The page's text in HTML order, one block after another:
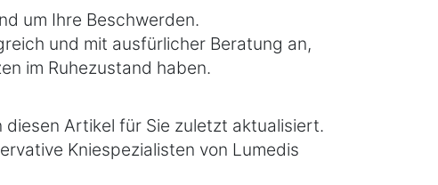
um Ihre Beschwerden.
und mit ausfürlicher Beratung an,
im Ruhezustand haben.
diesen Artikel für Sie zuletzt aktualisiert.
Kniespezialisten von Lumedis